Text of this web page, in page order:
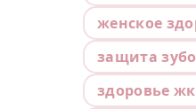
женское
защита
здоровье